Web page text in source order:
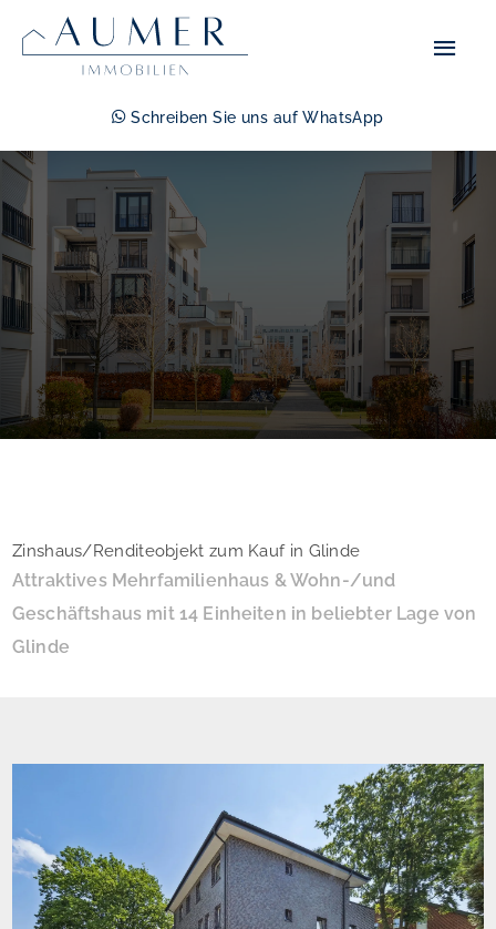
Schreiben Sie uns auf WhatsApp
Zinshaus/Renditeobjekt zum Kauf in Glinde
Attraktives Mehrfamilienhaus & Wohn-/und
Geschäftshaus mit 14 Einheiten in beliebter Lage von
Glinde